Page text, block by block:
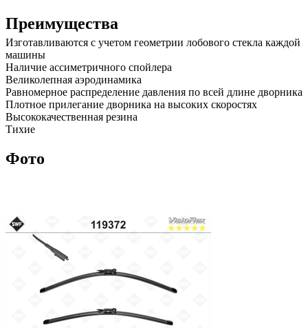
Преимущества
Изготавливаются с учетом геометрии лобового стекла каждой
машины
Наличие ассиметричного спойлера
Великолепная аэродинамика
Равномерное распределение давления по всей длине дворника
Плотное прилегание дворника на высоких скоростях
Высококачественная резина
Тихие
Фото